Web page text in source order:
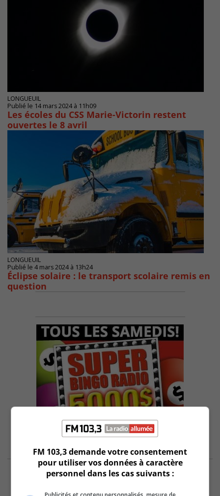
LONGUEUIL
Publié le 14 mars 2024 à 11h09
Les écoles du CSS Marie-Victorin restent
ouvertes le 8 avril
LONGUEUIL
Publié le 4 mars 2024 à 13h24
Éclipse solaire : le transport scolaire remis en
question
FM 103,3 demande votre consentement
pour utiliser vos données à caractère
personnel dans les cas suivants :